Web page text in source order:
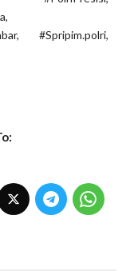
#Spripim.polri,